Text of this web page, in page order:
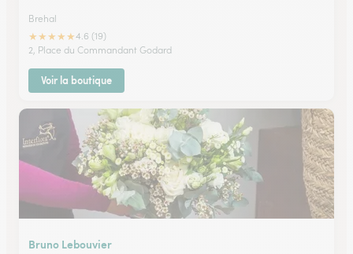
Brehal
★★★★★4.6 (19)
2, Place du Commandant Godard
Voir la boutique
Bruno Lebouvier